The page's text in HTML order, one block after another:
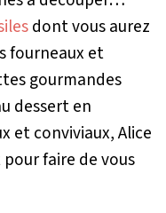
dont vous aurez
fourneaux et
gourmandes
dessert en
et conviviaux, Alice
faire de vous